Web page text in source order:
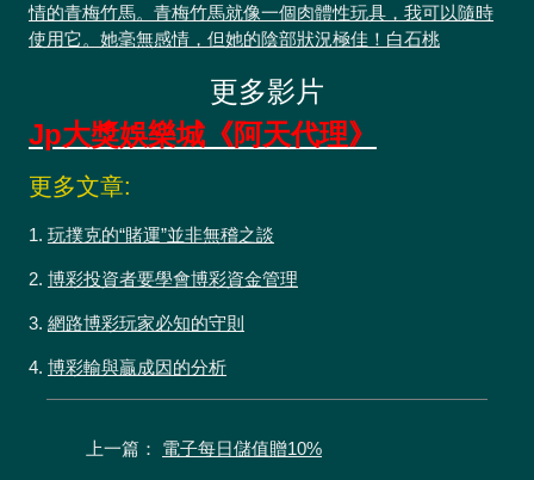
情的青梅竹馬。青梅竹馬就像一個肉體性玩具，我可以隨時
使用它。她毫無感情，但她的陰部狀況極佳！白石桃
更多影片
Jp大獎娛樂城《阿天代理》
更多文章:
1. 玩撲克的“賭運”並非無稽之談
2. 博彩投資者要學會博彩資金管理
3. 網路博彩玩家必知的守則
4. 博彩輸與贏成因的分析
上一篇： 電子每日儲值贈10%